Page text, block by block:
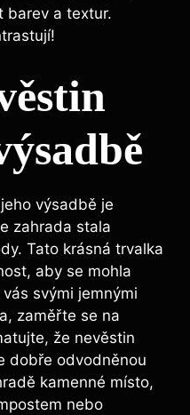
barev a textur.
výsadbě je
zahrada stala
Tato krásná trvalka
aby se mohla
svými jemnými
zaměřte se na
že nevěstin
dobře odvodněnou
kamenné místo,
nebo